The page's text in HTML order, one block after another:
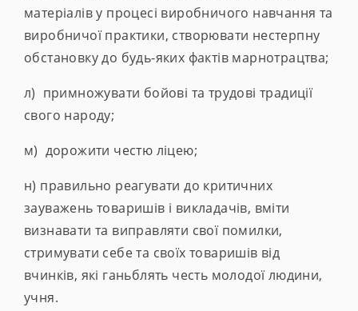
матеріалів у процесі виробничого навчання та
виробничої практики, створювати нестерпну
обстановку до будь-яких фактів марнотрацтва;
л) примножувати бойові та трудові традиції
свого народу;
м) дорожити честю ліцею;
н) правильно реагувати до критичних
зауважень товаришів і викладачів, вміти
визнавати та виправляти свої помилки,
стримувати себе та своїх товаришів від
вчинків, які ганьблять честь молодої людини,
учня.